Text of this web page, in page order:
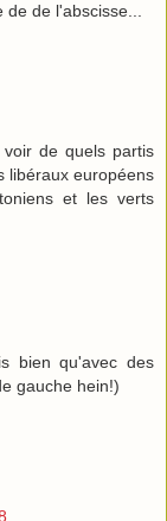
de de l'abscisse...
de quels partis
libéraux européens
et les verts
bien qu'avec des
gauche hein!)